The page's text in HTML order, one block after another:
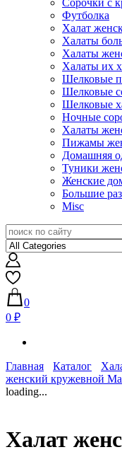
Сорочки с
Футболка
Халат
Халаты
Халаты
Халаты их
Шелковые
Шелковые
Шелковые
Ночные
Халаты
Пижамы
Домашняя
Туники
Женские
Большие
Misc
0
0 ₽
Главная Каталог
женский кружевной
loading...
Халат